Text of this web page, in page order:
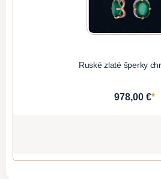
Ruské zlaté šperky
978,00 €*